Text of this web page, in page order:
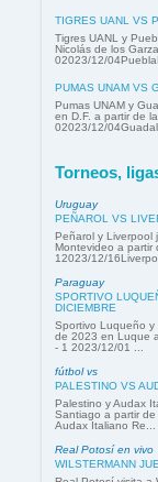
TIGRES UANL VS
Tigres UANL y
Nicolás de los
02023/12/
PUMAS UNAM VS
Pumas UNAM y
en D.F. a partir de
02023/12/
Torneos,
Uruguay
PEÑAROL VS
Peñarol y
Montevideo a partir
12023/12/
Paraguay
SPORTIVO
DICIEMBRE
Sportivo Luqueño y
de 2023 en Luque
- 1 2023/12/01 ...
fútbol vs
PALESTINO VS
Palestino y Audax
Santiago a partir
Audax Italiano Re...
Real Potosí en vivo
WILSTERMANN